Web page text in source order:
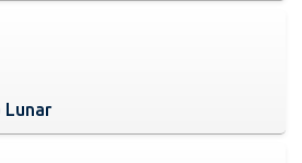
Lunar